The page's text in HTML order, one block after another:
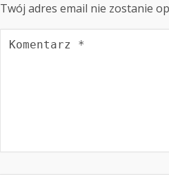
Twój adres email nie zostanie